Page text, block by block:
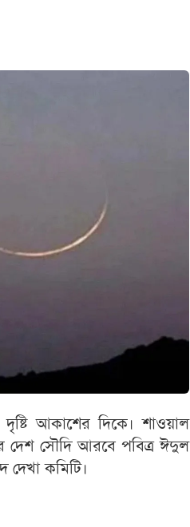
আকাশের দিকে। শাওয়াল
দেশ সৌদি আরবে পবিত্র ঈদুল
দেখা কমিটি।